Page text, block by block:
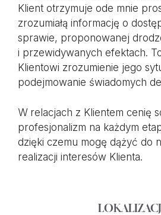
Klient otrzymuje ode mnie
zrozumiałą informację o
sprawie, proponowanej
i przewidywanych efektach.
Klientowi zrozumienie jego
podejmowanie świadomych
W relacjach z Klientem cenię
profesjonalizm na każdym
dzięki czemu mogę dążyć do
realizacji interesów Klienta.